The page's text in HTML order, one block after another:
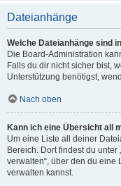
Dateianhänge
Welche Dateianhänge sind
Die Board-Administration
Falls du dir nicht sicher bist,
Unterstützung benötigst,
Nach oben
Kann ich eine Übersicht all
Um eine Liste all deiner
Bereich. Dort findest du unter
verwalten“, über den du
verwalten kannst.